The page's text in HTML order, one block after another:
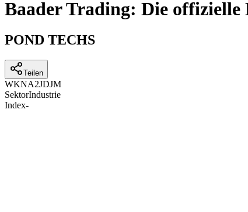
Baader Trading: Die
POND TECHS
Teilen
WKNA2JDJM
SektorIndustrie
Index-